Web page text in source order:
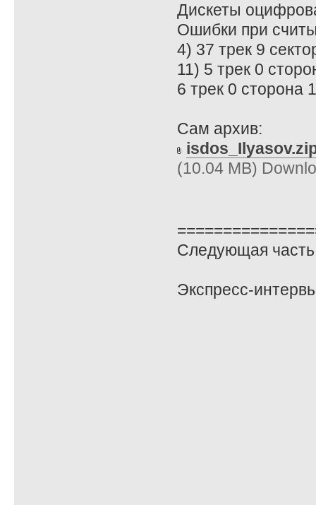
Дискеты
Ошибки при
4) 37 трек 9
11) 5 трек 0
6 трек 0 сторона
Сам архив:
(10.04 MB)
Следующая часть
Экспресс-